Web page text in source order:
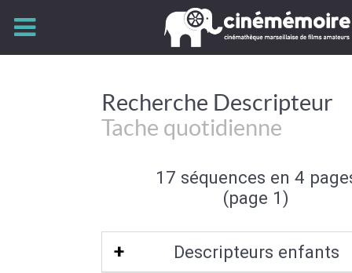
Recherche Descripteur
Tache quotidienne
17 séquences en 4
(page 1)
Descripteurs enfants